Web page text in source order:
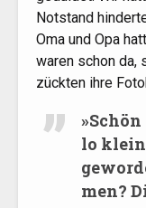
Not­stand
Oma und Opa
waren schon da,
zück­ten ihre
»
lo
men?